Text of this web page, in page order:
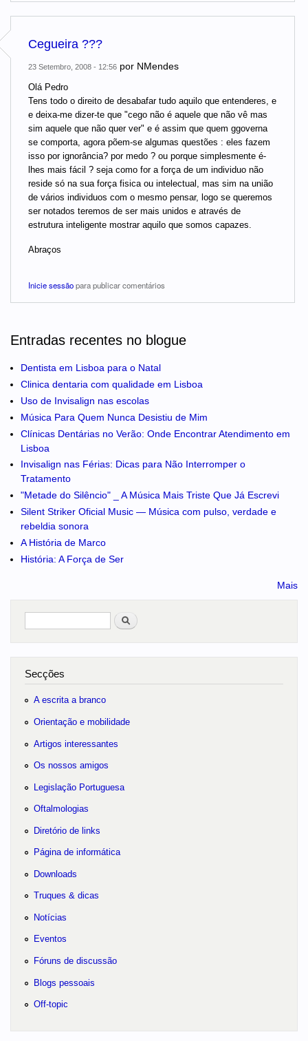
Cegueira ???
23 Setembro, 2008 - 12:56 por NMendes
Olá Pedro
Tens todo o direito de desabafar tudo aquilo que entenderes, e
e deixa-me dizer-te que "cego não é aquele que não vê mas
sim aquele que não quer ver" e é assim que quem ggoverna
se comporta, agora põem-se algumas questões : eles fazem
isso por ignorância? por medo ? ou porque simplesmente é-
lhes mais fácil ? seja como for a força de um individuo não
reside só na sua força fisica ou intelectual, mas sim na união
de vários individuos com o mesmo pensar, logo se queremos
ser notados teremos de ser mais unidos e através de
estrutura inteligente mostrar aquilo que somos capazes.
Abraços
Inicie sessãopara publicar comentários
Entradas recentes no blogue
Dentista em Lisboa para o Natal
Clinica dentaria com qualidade em Lisboa
Uso de Invisalign nas escolas
Música Para Quem Nunca Desistiu de Mim
Clínicas Dentárias no Verão: Onde Encontrar Atendimento em
Lisboa
Invisalign nas Férias: Dicas para Não Interromper o
Tratamento
"Metade do Silêncio" _ A Música Mais Triste Que Já Escrevi
Silent Striker Oficial Music — Música com pulso, verdade e
rebeldia sonora
A História de Marco
História: A Força de Ser
Mais
Pesquisar
no portal
Secções
A escrita a branco
Orientação e mobilidade
Artigos interessantes
Os nossos amigos
Legislação Portuguesa
Oftalmologias
Diretório de links
Página de informática
Downloads
Truques & dicas
Notícias
Eventos
Fóruns de discussão
Blogs pessoais
Off-topic